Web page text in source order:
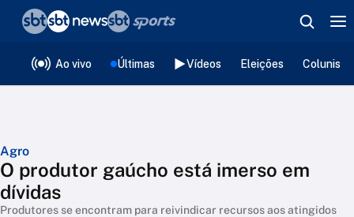
Ao vivo Últimas Vídeos Eleições
Agro
O produtor gaúcho está imerso em
dívidas
Produtores se encontram para reivindicar recursos aos atingidos
❮voltar
Editorias